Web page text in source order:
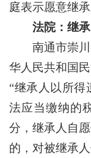
庭表示愿意继
法院：继
南通市崇川
华人民共和国
“继承人以所得
法应当缴纳的
分，继承人自
的，对被继承